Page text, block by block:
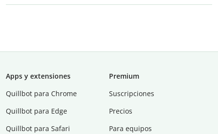
Apps y extensiones
Quillbot para Chrome
Quillbot para Edge
Quillbot para Safari
Premium
Suscripciones
Precios
Para equipos